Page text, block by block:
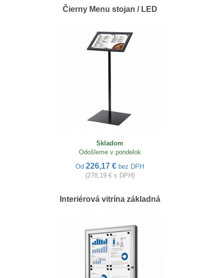
Čierny Menu stojan / LED
Skladom
Odošleme v pondelok
Od 226,17 € bez DPH
(278,19 € s DPH)
Interiérová vitrína základná